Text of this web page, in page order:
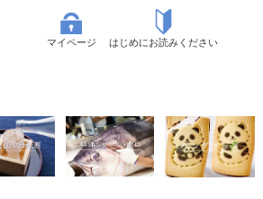
マイページ はじめにお読みください